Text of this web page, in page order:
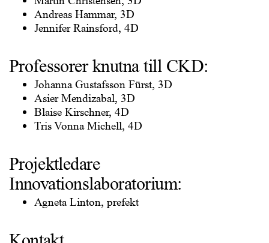
Andreas Hammar, 3D
Jennifer Rainsford, 4D
Professorer knutna till CKD:
Johanna Gustafsson Fürst, 3D
Asier Mendizabal, 3D
Blaise Kirschner, 4D
Tris Vonna Michell, 4D
Projektledare
Innovationslaboratorium:
Agneta Linton, prefekt